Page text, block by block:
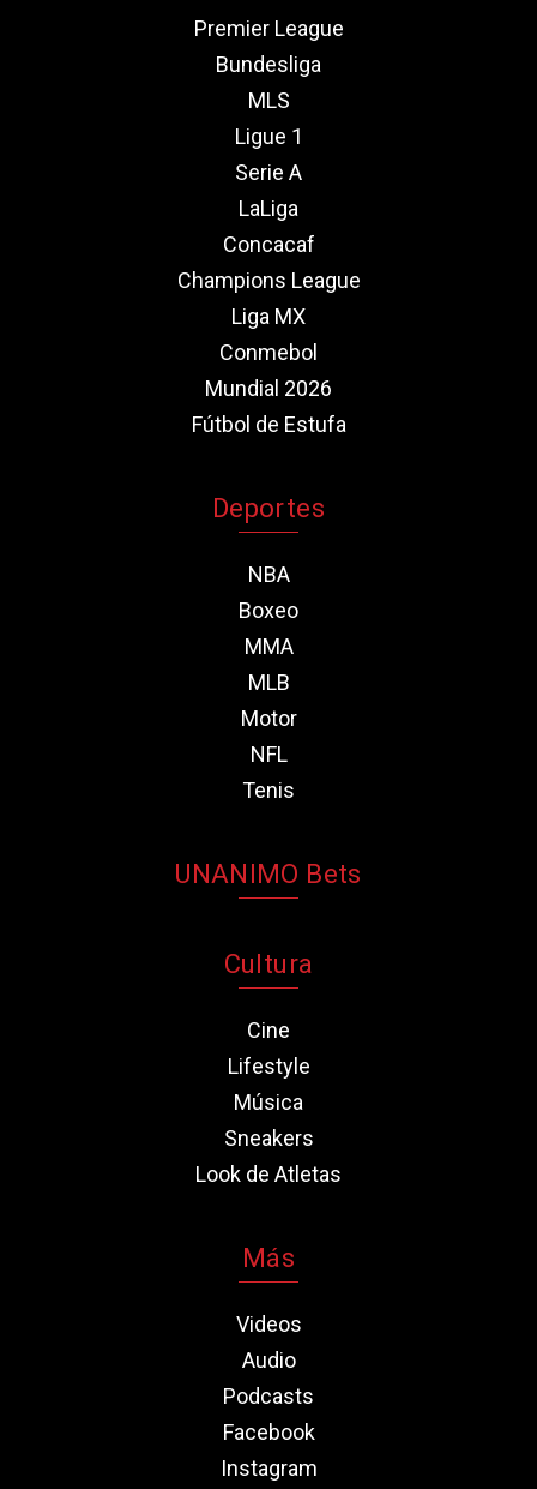
Premier League
Bundesliga
MLS
Ligue 1
Serie A
LaLiga
Concacaf
Champions League
Liga MX
Conmebol
Mundial 2026
Fútbol de Estufa
Deportes
NBA
Boxeo
MMA
MLB
Motor
NFL
Tenis
UNANIMO Bets
Cultura
Cine
Lifestyle
Música
Sneakers
Look de Atletas
Más
Videos
Audio
Podcasts
Facebook
Instagram